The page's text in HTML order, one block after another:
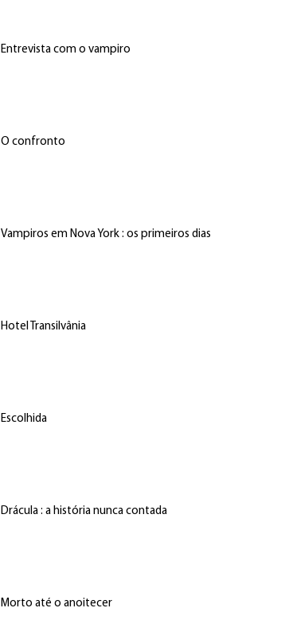
Entrevista com o vampiro
O confronto
Vampiros em Nova York : os primeiros dias
Hotel Transilvânia
Escolhida
Drácula : a história nunca contada
Morto até o anoitecer